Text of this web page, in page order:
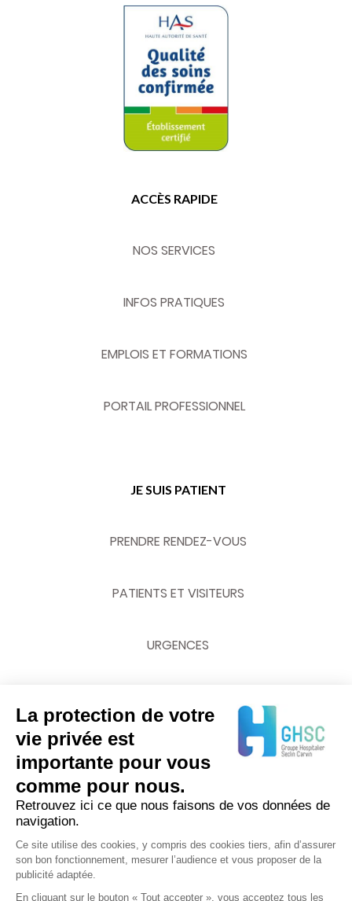
ACCÈS RAPIDE
NOS SERVICES
INFOS PRATIQUES
EMPLOIS ET FORMATIONS
PORTAIL PROFESSIONNEL
JE SUIS PATIENT
PRENDRE RENDEZ-VOUS
PATIENTS ET VISITEURS
URGENCES
03 20 62 70 00
La protection de votre
vie privée est
importante pour vous
comme pour nous.
Retrouvez ici ce que nous faisons de vos données de
navigation.
Ce site utilise des cookies, y compris des cookies tiers, afin d’assurer
son bon fonctionnement, mesurer l’audience et vous proposer de la
publicité adaptée.
En cliquant sur le bouton « Tout accepter », vous acceptez tous les